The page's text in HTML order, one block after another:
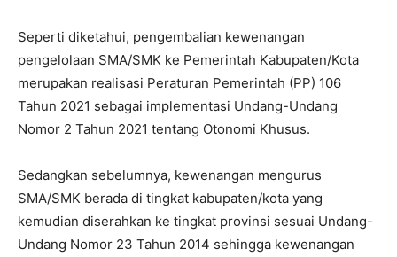
Seperti diketahui, pengembalian kewenangan
pengelolaan SMA/SMK ke Pemerintah Kabupaten/Kota
merupakan realisasi Peraturan Pemerintah (PP) 106
Tahun 2021 sebagai implementasi Undang-Undang
Nomor 2 Tahun 2021 tentang Otonomi Khusus.
Sedangkan sebelumnya, kewenangan mengurus
SMA/SMK berada di tingkat kabupaten/kota yang
kemudian diserahkan ke tingkat provinsi sesuai Undang-
Undang Nomor 23 Tahun 2014 sehingga kewenangan